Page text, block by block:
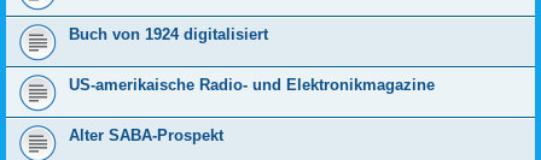
Buch von 1924 digitalisiert
US-amerikaische Radio- und Elektronikmagazine
Alter SABA-Prospekt